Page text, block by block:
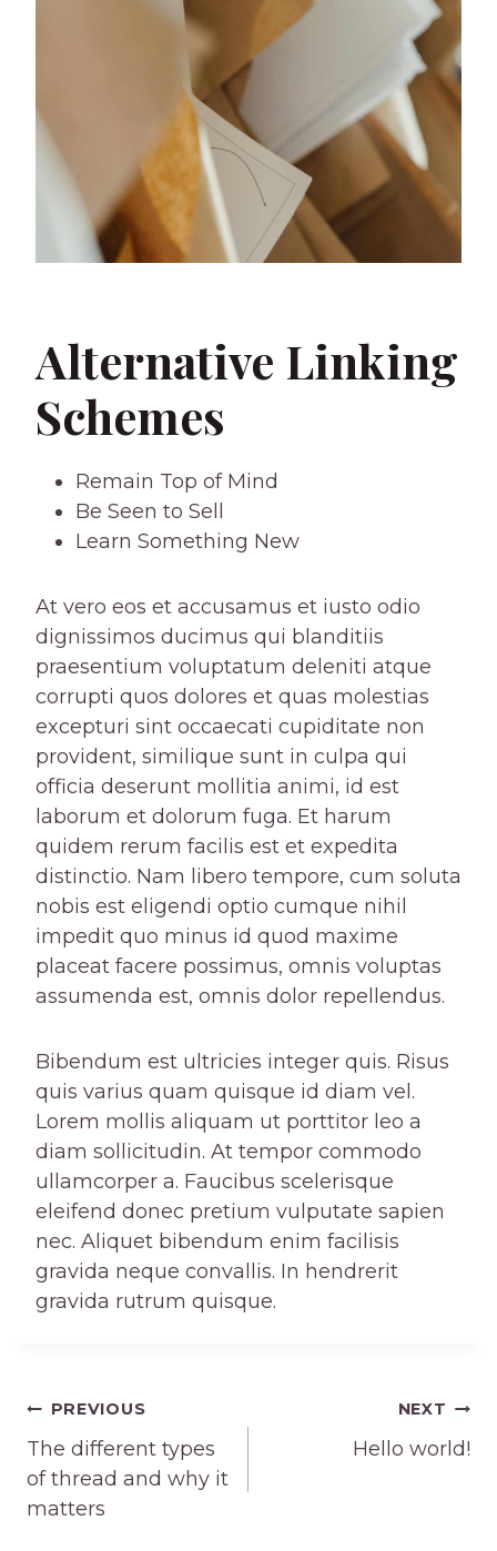
Alternative Linking
Schemes
Remain Top of Mind
Be Seen to Sell
Learn Something New
At vero eos et accusamus et iusto odio
dignissimos ducimus qui blanditiis
praesentium voluptatum deleniti atque
corrupti quos dolores et quas molestias
excepturi sint occaecati cupiditate non
provident, similique sunt in culpa qui
officia deserunt mollitia animi, id est
laborum et dolorum fuga. Et harum
quidem rerum facilis est et expedita
distinctio. Nam libero tempore, cum soluta
nobis est eligendi optio cumque nihil
impedit quo minus id quod maxime
placeat facere possimus, omnis voluptas
assumenda est, omnis dolor repellendus.
Bibendum est ultricies integer quis. Risus
quis varius quam quisque id diam vel.
Lorem mollis aliquam ut porttitor leo a
diam sollicitudin. At tempor commodo
ullamcorper a. Faucibus scelerisque
eleifend donec pretium vulputate sapien
nec. Aliquet bibendum enim facilisis
gravida neque convallis. In hendrerit
gravida rutrum quisque.
Post
navigation
PREVIOUS
The different types
of thread and why it
matters
NEXT
Hello world!